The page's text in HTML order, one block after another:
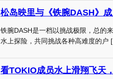
松岛映里与《铁腕DASH》
铁腕DASH是一档以挑战极限，总的
水上探险，共同挑战各种高难度的户